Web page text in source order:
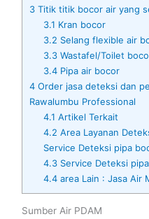
3 Titik titik bocor air yang
3.1 Kran bocor
3.2 Selang flexible air
3.3Wastafel/Toilet
3.4Pipa air bocor
4 Order jasa deteksi dan
Rawalumbu Professional
4.1 Artikel Terkait
4.2 Area Layanan
Service Deteksi pipa
4.3Service Deteksi
4.4area Lain : Jasa Air
Sumber Air PDAM